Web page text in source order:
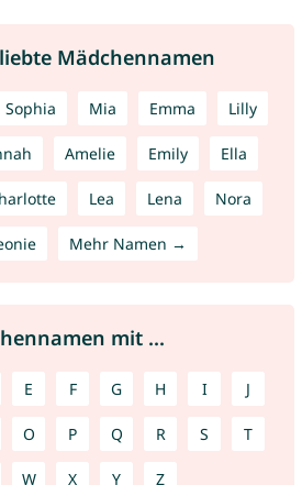
Mädchennamen
Sophia Mia Emma Lilly
Amelie Emily Ella
Lea Lena Nora
Mehr Namen →
mit ...
E F G H I J
O P Q R S T
W X Y Z